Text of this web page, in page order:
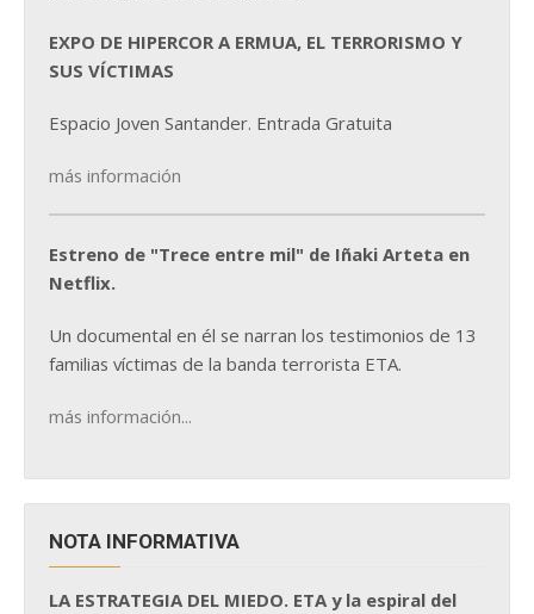
EXPO DE HIPERCOR A ERMUA, EL TERRORISMO Y
SUS VÍCTIMAS
Espacio Joven Santander. Entrada Gratuita
más información
Estreno de "Trece entre mil" de Iñaki Arteta en
Netflix.
Un documental en él se narran los testimonios de 13
familias víctimas de la banda terrorista ETA.
más información...
NOTA INFORMATIVA
LA ESTRATEGIA DEL MIEDO. ETA y la espiral del